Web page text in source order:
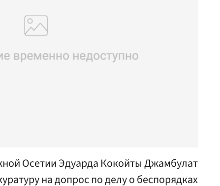
Осетии Эдуарда Кокойты Джамбулат
на допрос по делу о беспорядках